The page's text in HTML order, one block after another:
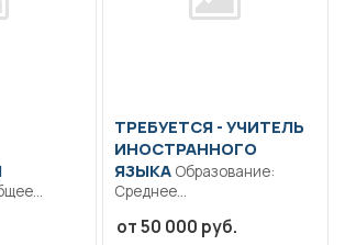
ТРЕБУЕТСЯ - УЧИТЕЛЬ
ИНОСТРАННОГО
ЯЗЫКАОбразование:
Среднее
образование..
от 50 000 руб.